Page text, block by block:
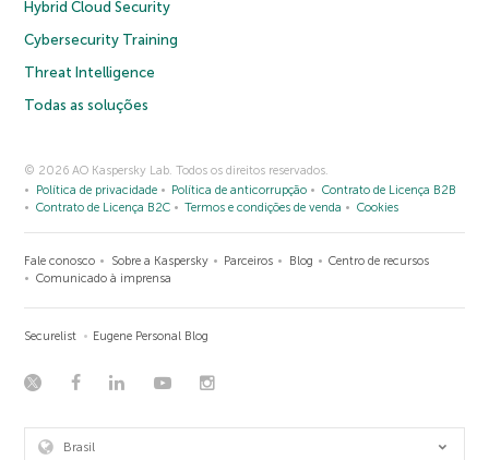
Hybrid Cloud Security
Cybersecurity Training
Threat Intelligence
Todas as soluções
© 2026 AO Kaspersky Lab. Todos os direitos reservados.
Política de privacidade
Política de anticorrupção
Contrato de Licença B2B
Contrato de Licença B2C
Termos e condições de venda Cookies
Fale conosco Sobre a Kaspersky Parceiros Blog
Centro de recursos
Comunicado à imprensa
Securelist Eugene Personal Blog
Brasil